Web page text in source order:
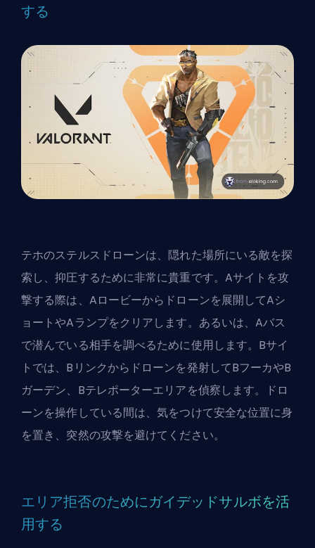
する
テホのステルスドローンは、隠れた場所にいる敵を探
索し、抑圧するために非常に貴重です。Aサイトを攻
撃する際は、Aロービーからドローンを展開してAシ
ョートやAランプをクリアします。あるいは、Aバス
で潜んでいる相手を調べるために使用します。Bサイ
トでは、Bリンクからドローンを発射してBフーカやB
ガーデン、Bテレポーターエリアを偵察します。ドロ
ーンを操作している間は、気をつけて安全な位置に身
を置き、突然の攻撃を避けてください。
エリア拒否のためにガイデッドサルボを活
用する